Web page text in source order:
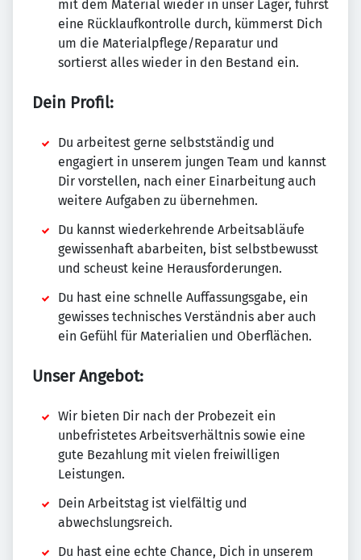
mit dem Material wieder in unser Lager, führst
eine Rücklaufkontrolle durch, kümmerst Dich
um die Materialpflege/Reparatur und
sortierst alles wieder in den Bestand ein.
Dein Profil:
Du arbeitest gerne selbstständig und
engagiert in unserem jungen Team und kannst
Dir vorstellen, nach einer Einarbeitung auch
weitere Aufgaben zu übernehmen.
Du kannst wiederkehrende Arbeitsabläufe
gewissenhaft abarbeiten, bist selbstbewusst
und scheust keine Herausforderungen.
Du hast eine schnelle Auffassungsgabe, ein
gewisses technisches Verständnis aber auch
ein Gefühl für Materialien und Oberflächen.
Unser Angebot:
Wir bieten Dir nach der Probezeit ein
unbefristetes Arbeitsverhältnis sowie eine
gute Bezahlung mit vielen freiwilligen
Leistungen.
Dein Arbeitstag ist vielfältig und
abwechslungsreich.
Du hast eine echte Chance, Dich in unserem